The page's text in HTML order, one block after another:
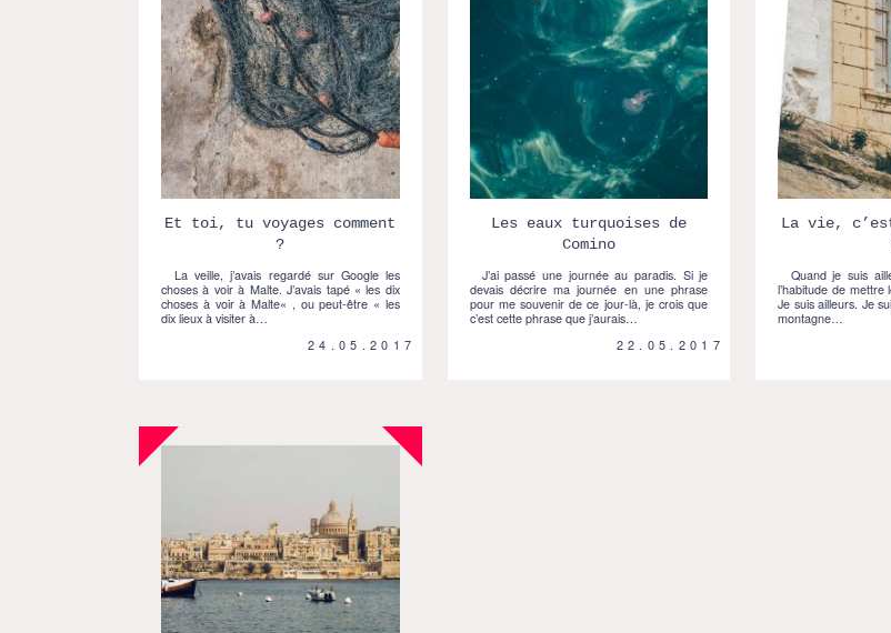
Et toi, tu voyages comment
?
La veille, j’avais regardé sur Google les
choses à voir à Malte. J’avais tapé « les dix
choses à voir à Malte« , ou peut-être « les
dix lieux à visiter à…
24.05.2017
Les eaux turquoises de
Comino
J’ai passé une journée au paradis. Si je
devais décrire ma journée en une phrase
pour me souvenir de ce jour-là, je crois que
c’est cette phrase que j’aurais…
22.05.2017
La vie,
Quand je suis
l’habitude de
Je suis ailleurs. Je
montagne…